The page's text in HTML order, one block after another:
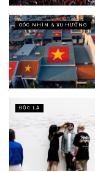
GÓC NHÌN & XU HƯỚNG
ĐỘC LẠ